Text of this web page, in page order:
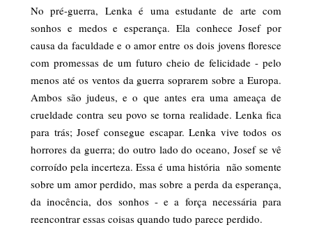
No pré-guerra, Lenka é uma estudante de arte com
sonhos e medos e esperança. Ela conhece Josef por
causa da faculdade e o amor entre os dois jovens floresce
com promessas de um futuro cheio de felicidade - pelo
menos até os ventos da guerra soprarem sobre a Europa.
Ambos são judeus, e o que antes era uma ameaça de
crueldade contra seu povo se torna realidade. Lenka fica
para trás; Josef consegue escapar. Lenka vive todos os
horrores da guerra; do outro lado do oceano, Josef se vê
corroído pela incerteza. Essa é uma história não somente
sobre um amor perdido, mas sobre a perda da esperança,
da inocência, dos sonhos - e a força necessária para
reencontrar essas coisas quando tudo parece perdido.